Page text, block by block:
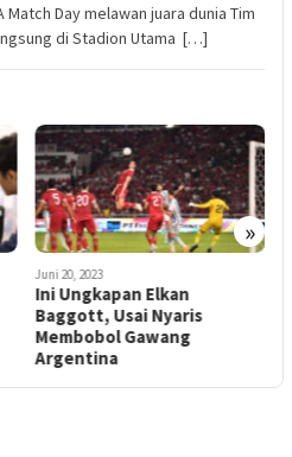
Day melawan juara dunia Tim
di Stadion Utama […]
»
Juni 20, 2023
Ini Ungkapan Elkan
Baggott, Usai Nyaris
Membobol Gawang
Argentina